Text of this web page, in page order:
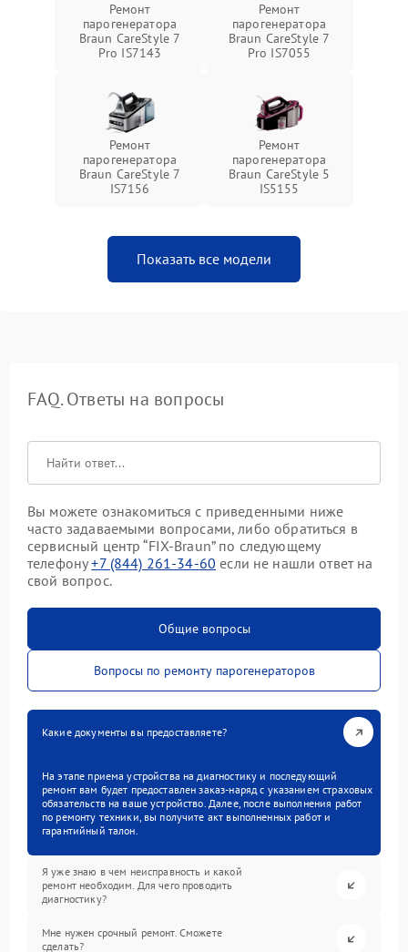
Ремонт
парогенератора
Braun CareStyle 7
Pro IS7143
Ремонт
парогенератора
Braun CareStyle 7
Pro IS7055
Ремонт
парогенератора
Braun CareStyle 7
IS7156
Ремонт
парогенератора
Braun CareStyle 5
IS5155
Показать все модели
FAQ. Ответы на вопросы
Вы можете ознакомиться с приведенными ниже
часто задаваемыми вопросами, либо обратиться в
сервисный центр “FIX-Braun” по следующему
телефону+7 (844) 261-34-60 если не нашли ответ на
свой вопрос.
Общие вопросы
Вопросы по ремонту парогенераторов
Какие документы вы предоставляете?
На этапе приема устройства на диагностику и последующий
ремонт вам будет предоставлен заказ-наряд с указанием страховых
обязательств на ваше устройство. Далее, после выполнения работ
по ремонту техники, вы получите акт выполненных работ и
гарантийный талон.
Я уже знаю в чем неисправность и какой
ремонт необходим. Для чего проводить
диагностику?
Мне нужен срочный ремонт. Сможете
сделать?